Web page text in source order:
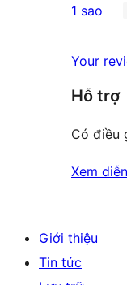
reviews
star
2-
reviews
star
review
1 sao
Your
Hỗ trợ
Có điều
Xem
Giới thiệu
Tin tức